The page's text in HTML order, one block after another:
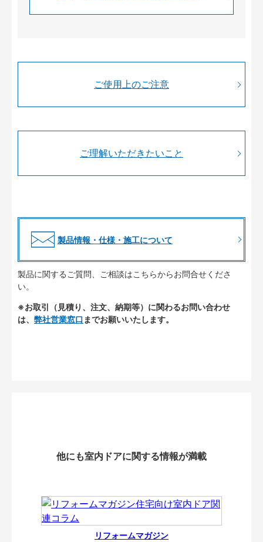
ご使用上のご注意
ご理解いただきたいこと
製品情報・仕様・施工について
製品に関するご質問、ご相談はこちらからお問合せくださ
い。
※お取引（見積り、注文、納期等）に関わるお問い合わせ
は、 弊社営業窓口 までお願いいたします。
他にも室内ドアに関する情報が満載
リフォームマガジン